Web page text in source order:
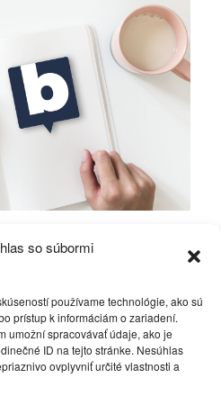
so súbormi
používame technológie, ako sú
prístup k informáciám o zariadení.
umožní spracovávať údaje, ako je
ID na tejto stránke. Nesúhlas
ovplyvniť určité vlastnosti a